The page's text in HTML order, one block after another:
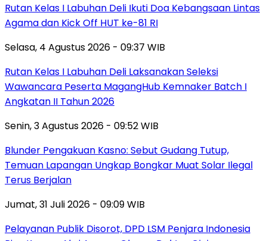
Rutan Kelas I Labuhan Deli Ikuti Doa Kebangsaan Lintas
Agama dan Kick Off HUT ke-81 RI
Selasa, 4 Agustus 2026 - 09:37 WIB
Rutan Kelas I Labuhan Deli Laksanakan Seleksi
Wawancara Peserta MagangHub Kemnaker Batch I
Angkatan II Tahun 2026
Senin, 3 Agustus 2026 - 09:52 WIB
Blunder Pengakuan Kasno: Sebut Gudang Tutup,
Temuan Lapangan Ungkap Bongkar Muat Solar Ilegal
Terus Berjalan
Jumat, 31 Juli 2026 - 09:09 WIB
Pelayanan Publik Disorot, DPD LSM Penjara Indonesia